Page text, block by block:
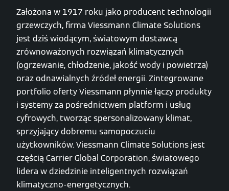
Założona w 1917 roku jako producent technologii
grzewczych, firma Viessmann Climate Solutions
jest dziś wiodącym, światowym dostawcą
zrównoważonych rozwiązań klimatycznych
(ogrzewanie, chłodzenie, jakość wody i powietrza)
oraz odnawialnych źródeł energii. Zintegrowane
portfolio oferty Viessmann płynnie łączy produkty
i systemy za pośrednictwem platform i usług
cyfrowych, tworząc spersonalizowany klimat,
sprzyjający dobremu samopoczuciu
użytkowników. Viessmann Climate Solutions jest
częścią Carrier Global Corporation, światowego
lidera w dziedzinie inteligentnych rozwiązań
klimatyczno-energetycznych.